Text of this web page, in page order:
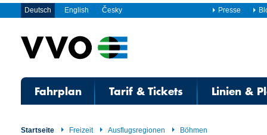
Deutsch English Česky Presse
Fahrplan Tarif & Tickets Linien &
Startseite Freizeit Ausflugsregionen Böhmen